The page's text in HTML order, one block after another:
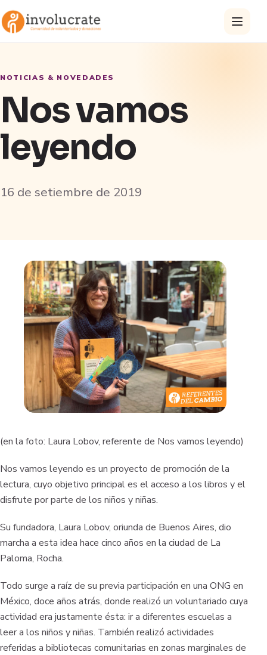
NOTICIAS & NOVEDADES
Nos vamos
leyendo
16 de setiembre de 2019
(en la foto: Laura Lobov, referente de Nos vamos leyendo)
Nos vamos leyendo es un proyecto de promoción de la
lectura, cuyo objetivo principal es el acceso a los libros y el
disfrute por parte de los niños y niñas.
Su fundadora, Laura Lobov, oriunda de Buenos Aires, dio
marcha a esta idea hace cinco años en la ciudad de La
Paloma, Rocha.
Todo surge a raíz de su previa participación en una ONG en
México, doce años atrás, donde realizó un voluntariado cuya
actividad era justamente ésta: ir a diferentes escuelas a
leer a los niños y niñas. También realizó actividades
referidas a bibliotecas comunitarias en zonas marginales de